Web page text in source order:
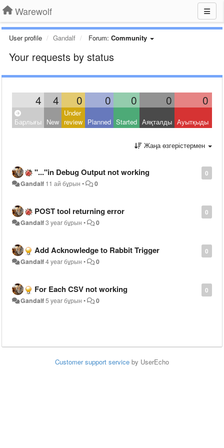
Warewolf
User profile Gandalf Forum: Community
Your requests by status
4 4 0 0 0 0 0
Барлығы New
Under
review Planned Started Аяқталды Ауытқыды
Жаңа өзгерістермен
0
"..."in Debug Output not working
Gandalf 11 ай бұрын • 0
0
POST tool returning error
Gandalf3 year бұрын • 0
0
Add Acknowledge to Rabbit Trigger
Gandalf4 year бұрын • 0
0
For Each CSV not working
Gandalf5 year бұрын • 0
Customer support service by UserEcho